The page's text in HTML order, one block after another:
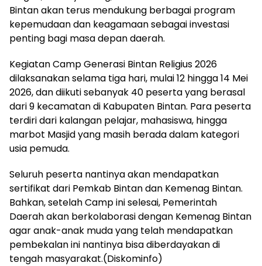
Bintan akan terus mendukung berbagai program
kepemudaan dan keagamaan sebagai investasi
penting bagi masa depan daerah.
Kegiatan Camp Generasi Bintan Religius 2026
dilaksanakan selama tiga hari, mulai 12 hingga 14 Mei
2026, dan diikuti sebanyak 40 peserta yang berasal
dari 9 kecamatan di Kabupaten Bintan. Para peserta
terdiri dari kalangan pelajar, mahasiswa, hingga
marbot Masjid yang masih berada dalam kategori
usia pemuda.
Seluruh peserta nantinya akan mendapatkan
sertifikat dari Pemkab Bintan dan Kemenag Bintan.
Bahkan, setelah Camp ini selesai, Pemerintah
Daerah akan berkolaborasi dengan Kemenag Bintan
agar anak-anak muda yang telah mendapatkan
pembekalan ini nantinya bisa diberdayakan di
tengah masyarakat.(Diskominfo)